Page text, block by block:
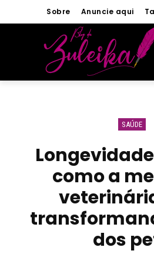
Sobre Anuncie aqui
SAÚDE
como a
dos